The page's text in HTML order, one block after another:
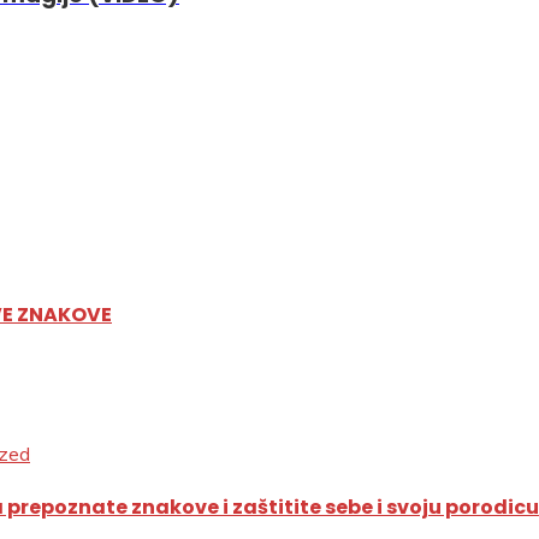
ZNAKOVE
prepoznate znakove i zaštitite sebe i svoju porodicu